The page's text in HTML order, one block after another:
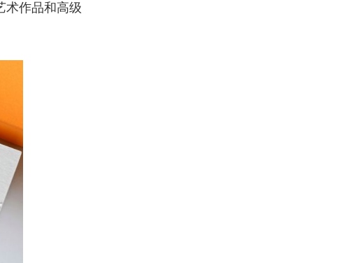
术作品和高级